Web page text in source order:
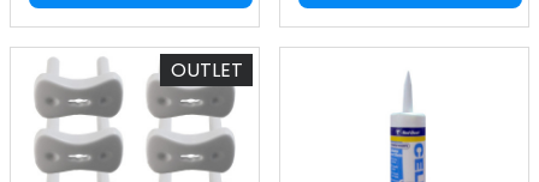
OUTLET